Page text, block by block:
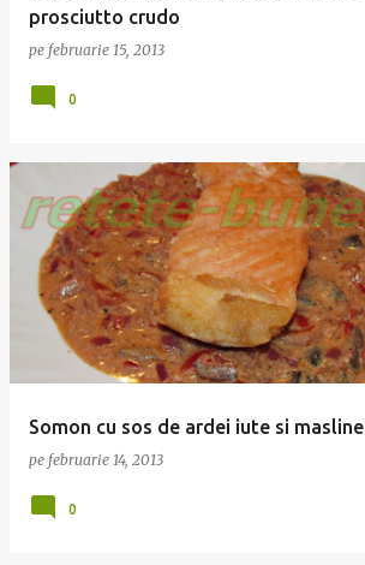
prosciutto crudo
pe februarie 15, 2013
0
Somon cu sos de ardei iute si masline
pe februarie 14, 2013
0